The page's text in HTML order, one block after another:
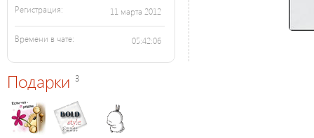
Регистрация: 11 марта 2012
Времени в чате: 05:42:06
Подарки 3